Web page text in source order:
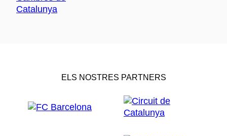
ELS NOSTRES PARTNERS